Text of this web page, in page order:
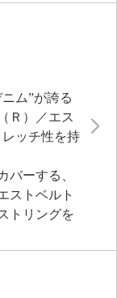
ム”が誇る
Ｒ）／エス
ッチ性を持
バーする、
ストベルト
トリングを
カーブの形
した。さら
りと腰周り